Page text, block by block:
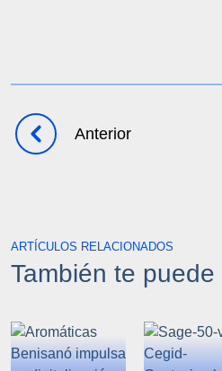
Anterior
ARTÍCULOS RELACIONADOS
También te